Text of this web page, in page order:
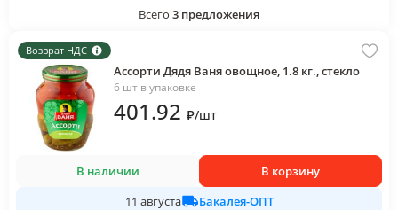
Всего 3 предложения
Возврат НДС
Ассорти Дядя Ваня овощное, 1.8 кг., стекло
6 шт в упаковке
401.92 ₽/шт
В наличии
В корзину
11 августа
Бакалея-ОПТ